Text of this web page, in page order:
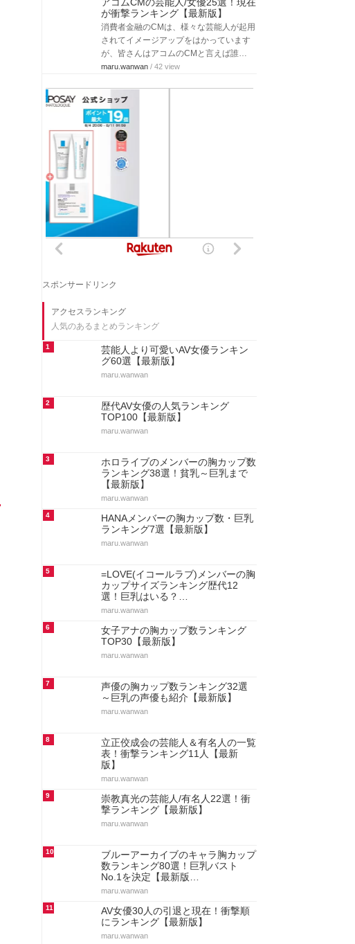
が衝撃ランキング【最新版】
消費者金融のCMは、様々な芸能人が起用
されてイメージアップをはかっています
が、皆さんはアコムのCMと言えば誰…
maru.wanwan / 42 view
スポンサードリンク
アクセスランキング
人気のあるまとめランキング
1
芸能人より可愛いAV女優ランキン
グ60選【最新版】
maru.wanwan
2
歴代AV女優の人気ランキング
TOP100【最新版】
maru.wanwan
3
ホロライブのメンバーの胸カップ数
ランキング38選！貧乳～巨乳まで
【最新版】
maru.wanwan
4
HANAメンバーの胸カップ数・巨乳
ランキング7選【最新版】
maru.wanwan
5
=LOVE(イコールラブ)メンバーの胸
カップサイズランキング歴代12
選！巨乳はいる？…
maru.wanwan
6
女子アナの胸カップ数ランキング
TOP30【最新版】
maru.wanwan
7
声優の胸カップ数ランキング32選
～巨乳の声優も紹介【最新版】
maru.wanwan
8
立正佼成会の芸能人＆有名人の一覧
表！衝撃ランキング11人【最新
版】
maru.wanwan
9
崇教真光の芸能人/有名人22選！衝
撃ランキング【最新版】
maru.wanwan
10
ブルーアーカイブのキャラ胸カップ
数ランキング80選！巨乳バスト
No.1を決定【最新版…
maru.wanwan
11
AV女優30人の引退と現在！衝撃順
にランキング【最新版】
maru.wanwan